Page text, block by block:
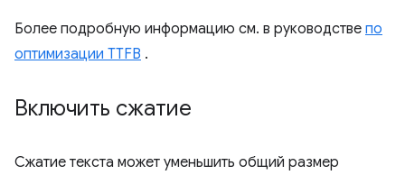
Более подробную информацию см. в руководстве по
оптимизации TTFB .
Включить сжатие
Сжатие текста может уменьшить общий размер